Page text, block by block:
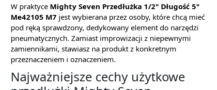
W praktyce Mighty Seven Przedłużka 1/2" Długość 5"
Me42105 M7 jest wybierana przez osoby, które chcą mieć
pod ręką sprawdzony, dedykowany element do narzędzi
pneumatycznych. Zamiast improwizacji z niepewnymi
zamiennikami, stawiasz na produkt z konkretnym
przeznaczeniem i oznaczeniem.
Najważniejsze cechy użytkowe